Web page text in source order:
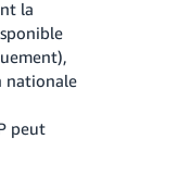
la
nationale
peut